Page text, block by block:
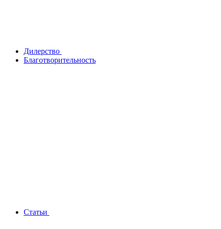
Дилерство
Благотворительность
Статьи